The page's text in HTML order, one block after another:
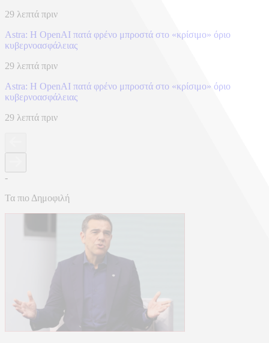
29 λεπτά πριν
Astra: Η OpenAI πατά φρένο μπροστά στο «κρίσιμο» όριο
κυβερνοασφάλειας
29 λεπτά πριν
Astra: Η OpenAI πατά φρένο μπροστά στο «κρίσιμο» όριο
κυβερνοασφάλειας
29 λεπτά πριν
-
Τα πιο Δημοφιλή